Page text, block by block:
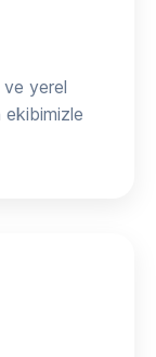
ve yerel
ekibimizle